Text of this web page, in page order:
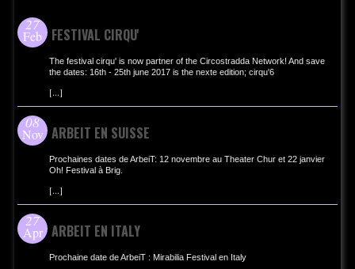
27
Feb FESTIVAL CIRQU'
The festival cirqu' is now partner of the Circostradda Network! And save
the dates: 16th - 25th june 2017 is the nexte edition; cirqu'6
[...]
08
Nov ARBEIT EN SUISSE
Prochaines dates de ArbeiT: 12 novembre au Theater Chur et 22 janvier
Oh! Festival à Brig.
[...]
27
Apr ARBEIT EN ITALY
Prochaine date de ArbeiT : Mirabilia Festival en Italy